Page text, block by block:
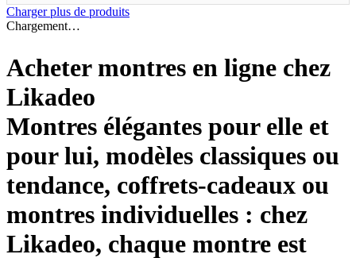
Charger plus de produits
Chargement…
Acheter montres en ligne chez
Likadeo
Montres élégantes pour elle et
pour lui, modèles classiques ou
tendance, coffrets‑cadeaux ou
montres individuelles : chez
Likadeo, chaque montre est